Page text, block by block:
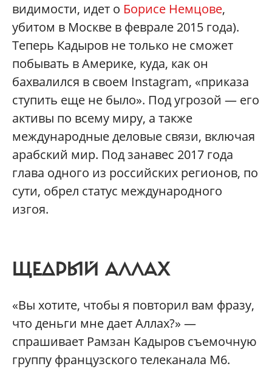
видимости, идет о Борисе Немцове,
убитом в Москве в феврале 2015 года).
Теперь Кадыров не только не сможет
побывать в Америке, куда, как он
бахвалился в своем Instagram, «приказа
ступить еще не было». Под угрозой — его
активы по всему миру, а также
международные деловые связи, включая
арабский мир. Под занавес 2017 года
глава одного из российских регионов, по
сути, обрел статус международного
изгоя.
ЩЕДРЫЙ АЛЛАХ
«Вы хотите, чтобы я повторил вам фразу,
что деньги мне дает Аллах?» —
спрашивает Рамзан Кадыров съемочную
группу французского телеканала М6.